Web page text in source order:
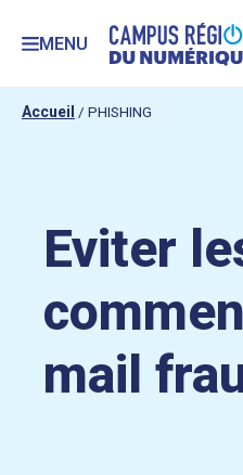
MENU
Accueil / PHISHING
Eviter
mail